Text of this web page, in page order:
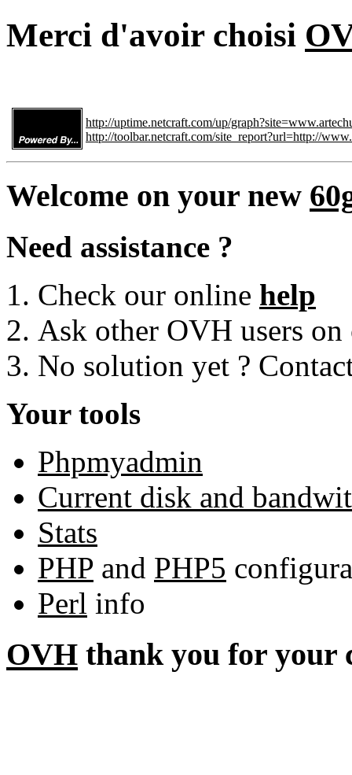
Merci d'avoir choisi
http://uptime.netcraft.com/up/
http://toolbar.netcraft.com/site_report?url=http://
Welcome on your new
Need assistance ?
Check our online help
Ask other OVH users
No solution yet ?
Your tools
Phpmyadmin
Current disk and
Stats
PHP and PHP5
Perl info
OVH thank you for your